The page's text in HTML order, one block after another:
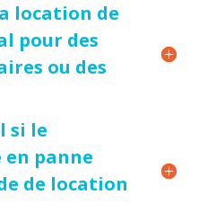
location de
pour des
ou des
si le
panne
de location